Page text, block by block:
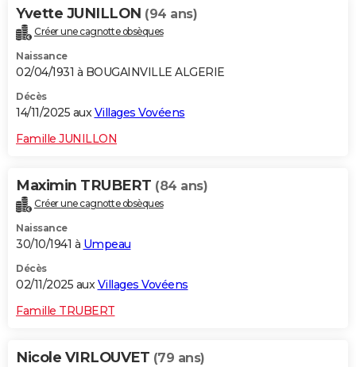
Yvette JUNILLON (94 ans)
Créer une cagnotte obsèques
Naissance
02/04/1931 à BOUGAINVILLE ALGERIE
Décès
14/11/2025 auxVillages Vovéens
Famille JUNILLON
Maximin TRUBERT (84 ans)
Créer une cagnotte obsèques
Naissance
30/10/1941 à Umpeau
Décès
02/11/2025 auxVillages Vovéens
Famille TRUBERT
Nicole VIRLOUVET (79 ans)